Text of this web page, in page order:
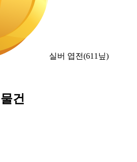
실버 엽전(611 닢)
건